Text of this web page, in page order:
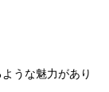
うな魅力があり